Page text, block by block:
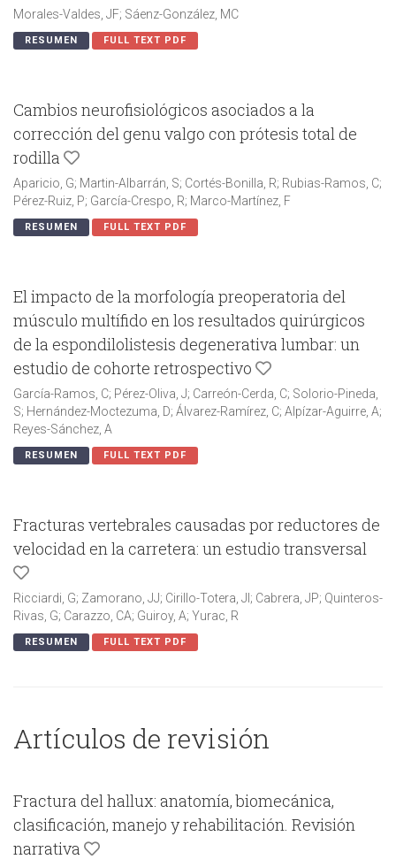
Morales-Valdes, JF; Sáenz-González, MC
RESUMEN FULL TEXT PDF
Cambios neurofisiológicos asociados a la
corrección del genu valgo con prótesis total de
rodilla
Aparicio, G; Martin-Albarrán, S; Cortés-Bonilla, R; Rubias-Ramos, C;
Pérez-Ruiz, P; García-Crespo, R; Marco-Martínez, F
RESUMEN FULL TEXT PDF
El impacto de la morfología preoperatoria del
músculo multífido en los resultados quirúrgicos
de la espondilolistesis degenerativa lumbar: un
estudio de cohorte retrospectivo
García-Ramos, C; Pérez-Oliva, J; Carreón-Cerda, C; Solorio-Pineda,
S; Hernández-Moctezuma, D; Álvarez-Ramírez, C; Alpízar-Aguirre, A;
Reyes-Sánchez, A
RESUMEN FULL TEXT PDF
Fracturas vertebrales causadas por reductores de
velocidad en la carretera: un estudio transversal
Ricciardi, G; Zamorano, JJ; Cirillo-Totera, JI; Cabrera, JP; Quinteros-
Rivas, G; Carazzo, CA; Guiroy, A; Yurac, R
RESUMEN FULL TEXT PDF
Artículos de revisión
Fractura del hallux: anatomía, biomecánica,
clasificación, manejo y rehabilitación. Revisión
narrativa